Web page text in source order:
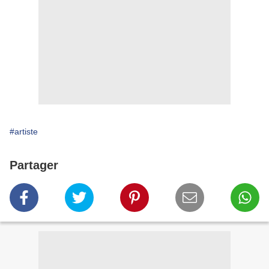
#artiste
Partager